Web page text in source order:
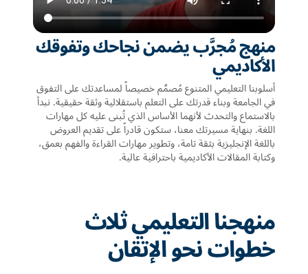
منهج مُجرَّب يضمن نجاحك وتفوقك
الأكاديمي
أسلوبنا التعليمي المتنوع مُصمَّم خصيصاً لمساعدتك على التفوق
في الجامعة وبناء قدرتك على التعلم باستقلالية وثقة حقيقية. نبدأ
بالاستماع والتحدث لأنهما الأساس الذي تُبنى عليه كل مهارات
اللغة. بنهاية مسيرتك معنا، ستكون قادراً على تقديم العروض
باللغة الإنجليزية بثقة تامة، وتطوير مهارات القراءة والفهم بعمق،
وكتابة المقالات الأكاديمية باحترافية عالية.
منهجنا التعليمي ثلاث
خطوات نحو الإتقان